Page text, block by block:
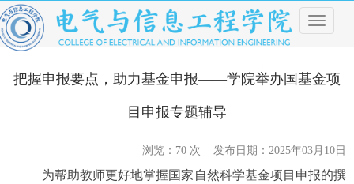
导
航
单
把握申报要点，助力基金申报——学院举办国基金项
目申报专题辅导
浏览： 70 次 发布日期：2025年03月10日
为帮助教师更好地掌握国家自然科学基金项目申报的撰